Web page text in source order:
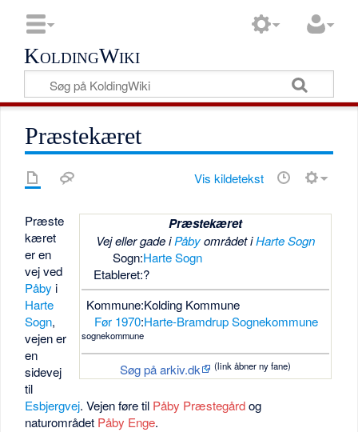
KoldingWiki
Præstekæret
Vis kildetekst
Præstekæret
Vej eller gade iPåbyområdet iHarte Sogn
Sogn:Harte Sogn
Etableret:?
Kommune:Kolding Kommune
Før 1970:
sognekommune
Harte-Bramdrup Sognekommune
Søg på arkiv.dk (link åbner ny fane)
Præste
kæret
er en
vej ved
Påby i
Harte
Sogn,
vejen er
en
sidevej
til
Esbjergvej. Vejen føre til Påby Præstegårdog
naturområdet Påby Enge.